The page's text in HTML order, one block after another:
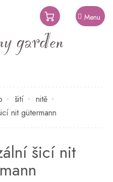
NÁKUPNÍ
KOŠÍK
šití
nitě
nit gütermann
šicí nit